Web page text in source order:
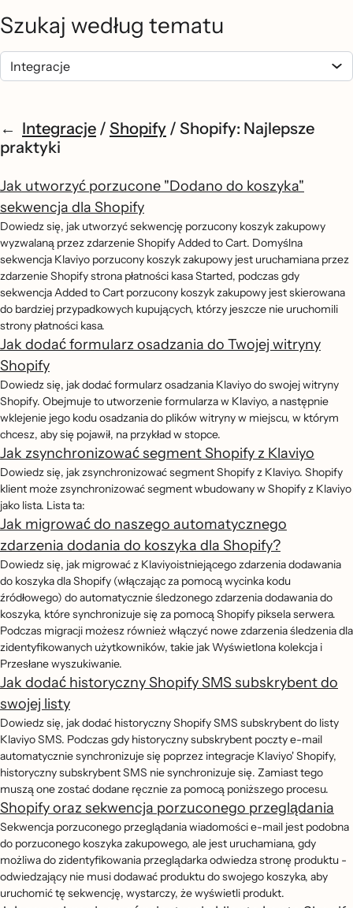
Szukaj według tematu
Integracje / Shopify / Shopify: Najlepsze
praktyki
Jak utworzyć porzucone "Dodano do koszyka"
sekwencja dla Shopify
Dowiedz się, jak utworzyć sekwencję porzucony koszyk zakupowy
wyzwalaną przez zdarzenie Shopify Added to Cart. Domyślna
sekwencja Klaviyo porzucony koszyk zakupowy jest uruchamiana przez
zdarzenie Shopify strona płatności kasa Started, podczas gdy
sekwencja Added to Cart porzucony koszyk zakupowy jest skierowana
do bardziej przypadkowych kupujących, którzy jeszcze nie uruchomili
strony płatności kasa.
Jak dodać formularz osadzania do Twojej witryny
Shopify
Dowiedz się, jak dodać formularz osadzania Klaviyo do swojej witryny
Shopify. Obejmuje to utworzenie formularza w Klaviyo, a następnie
wklejenie jego kodu osadzania do plików witryny w miejscu, w którym
chcesz, aby się pojawił, na przykład w stopce.
Jak zsynchronizować segment Shopify z Klaviyo
Dowiedz się, jak zsynchronizować segment Shopify z Klaviyo. Shopify
klient może zsynchronizować segment wbudowany w Shopify z Klaviyo
jako lista. Lista ta:
Jak migrować do naszego automatycznego
zdarzenia dodania do koszyka dla Shopify?
Dowiedz się, jak migrować z Klaviyoistniejącego zdarzenia dodawania
do koszyka dla Shopify (włączając za pomocą wycinka kodu
źródłowego) do automatycznie śledzonego zdarzenia dodawania do
koszyka, które synchronizuje się za pomocą Shopify piksela serwera.
Podczas migracji możesz również włączyć nowe zdarzenia śledzenia dla
zidentyfikowanych użytkowników, takie jak Wyświetlona kolekcja i
Przesłane wyszukiwanie.
Jak dodać historyczny Shopify SMS subskrybent do
swojej listy
Dowiedz się, jak dodać historyczny Shopify SMS subskrybent do listy
Klaviyo SMS. Podczas gdy historyczny subskrybent poczty e-mail
automatycznie synchronizuje się poprzez integracje Klaviyo' Shopify,
historyczny subskrybent SMS nie synchronizuje się. Zamiast tego
muszą one zostać dodane ręcznie za pomocą poniższego procesu.
Shopify oraz sekwencja porzuconego przeglądania
Sekwencja porzuconego przeglądania wiadomości e-mail jest podobna
do porzuconego koszyka zakupowego, ale jest uruchamiana, gdy
możliwa do zidentyfikowania przeglądarka odwiedza stronę produktu -
odwiedzający nie musi dodawać produktu do swojego koszyka, aby
uruchomić tę sekwencję, wystarczy, że wyświetli produkt.